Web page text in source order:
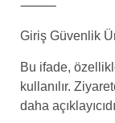
⸻
Giriş Güvenlik
Bu ifade,
kullanılır.
daha